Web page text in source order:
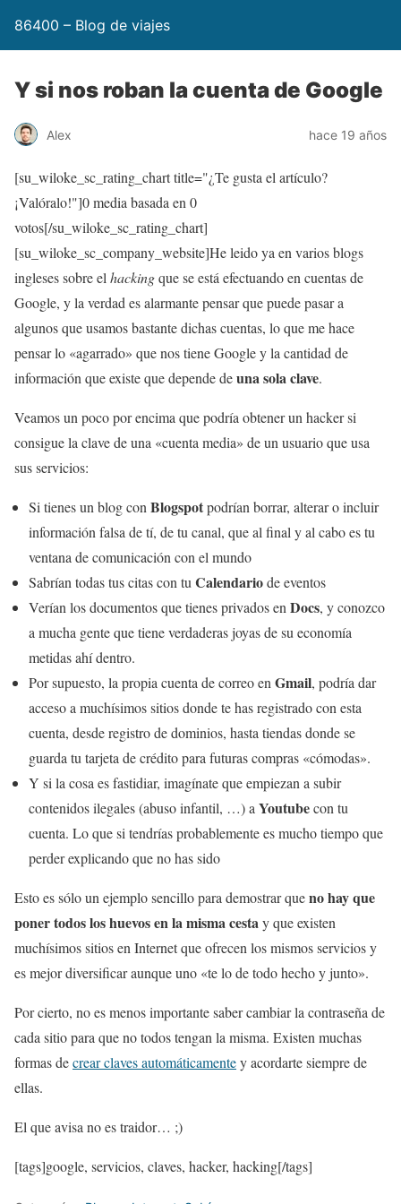
86400 – Blog de viajes
Y si nos roban la cuenta de Google
Alex hace 19 años
[su_wiloke_sc_rating_chart title="¿Te gusta el artículo?
¡Valóralo!"]0media basada en 0
votos[/su_wiloke_sc_rating_chart]
[su_wiloke_sc_company_website]He leido ya en varios blogs
ingleses sobre el hackingque se está efectuando en cuentas de
Google, y la verdad es alarmante pensar que puede pasar a
algunos que usamos bastante dichas cuentas, lo que me hace
pensar lo «agarrado» que nos tiene Google y la cantidad de
información que existe que depende deuna sola clave.
Veamos un poco por encima que podría obtener un hacker si
consigue la clave de una «cuenta media» de un usuario que usa
sus servicios:
Si tienes un blog con Blogspotpodrían borrar, alterar o incluir
información falsa de tí, de tu canal, que al final y al cabo es tu
ventana de comunicación con el mundo
Sabrían todas tus citas con tu Calendariode eventos
Verían los documentos que tienes privados en Docs, y conozco
a mucha gente que tiene verdaderas joyas de su economía
metidas ahí dentro.
Por supuesto, la propia cuenta de correo en Gmail, podría dar
acceso a muchísimos sitios donde te has registrado con esta
cuenta, desde registro de dominios, hasta tiendas donde se
guarda tu tarjeta de crédito para futuras compras «cómodas».
Y si la cosa es fastidiar, imagínate que empiezan a subir
contenidos ilegales (abuso infantil, …) a Youtubecon tu
cuenta. Lo que si tendrías probablemente es mucho tiempo que
perder explicando que no has sido
Esto es sólo un ejemplo sencillo para demostrar queno hay que
poner todos los huevos en la misma cestay que existen
muchísimos sitios en Internet que ofrecen los mismos servicios y
es mejor diversificar aunque uno «te lo de todo hecho y junto».
Por cierto, no es menos importante saber cambiar la contraseña de
cada sitio para que no todos tengan la misma. Existen muchas
formas decrear claves automáticamentey acordarte siempre de
ellas.
El que avisa no es traidor… ;)
[tags]google, servicios, claves, hacker, hacking[/tags]